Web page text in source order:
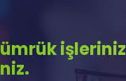
işleriniz